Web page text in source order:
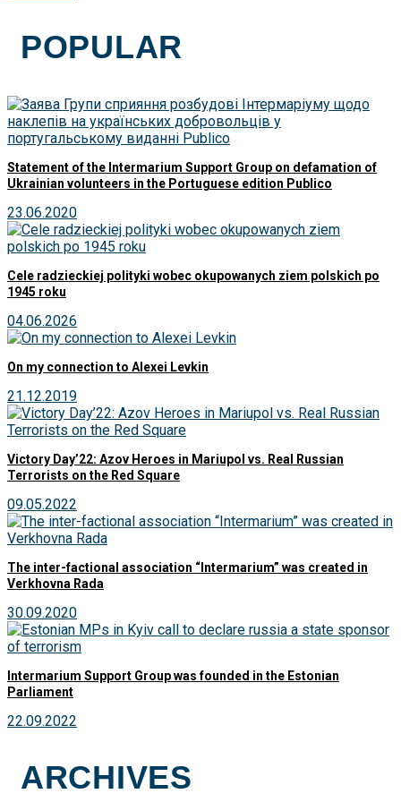
POPULAR
Statement of the Intermarium Support Group on defamation of
Ukrainian volunteers in the Portuguese edition Publico
23.06.2020
Cele radzieckiej polityki wobec okupowanych ziem polskich po
1945 roku
04.06.2026
On my connection to Alexei Levkin
21.12.2019
Victory Day’22: Azov Heroes in Mariupol vs. Real Russian
Terrorists on the Red Square
09.05.2022
The inter-factional association “Intermarium” was created in
Verkhovna Rada
30.09.2020
Intermarium Support Group was founded in the Estonian
Parliament
22.09.2022
ARCHIVES